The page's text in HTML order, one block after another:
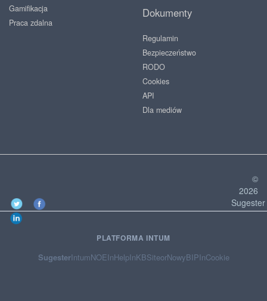
Gamifikacja
Praca zdalna
Dokumenty
Regulamin
Bezpieczeństwo
RODO
Cookies
API
Dla mediów
©
2026
Sugester
PLATFORMA INTUM
SugesterIntumNOEInHelpInKBSiteorNowyBIPInCookie